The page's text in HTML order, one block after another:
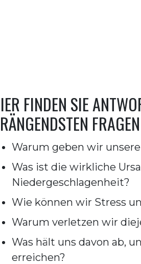
FINDEN SIE
Warum geben wir
Was ist die wirkliche
Niedergeschlagenheit?
Wie können wir Stress
Warum verletzen wir
Was hält uns davon ab,
erreichen?